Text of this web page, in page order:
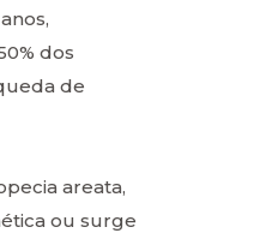
dos
de
areata,
ou surge